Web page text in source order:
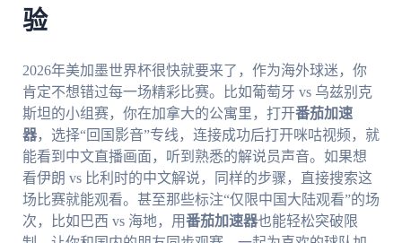
验
2026年美加墨世界杯很快就要来了，作为海外球迷，你
肯定不想错过每一场精彩比赛。比如葡萄牙 vs 乌兹别克
斯坦的小组赛，你在加拿大的公寓里，打开番茄加速
器，选择“回国影音”专线，连接成功后打开咪咕视频，就
能看到中文直播画面，听到熟悉的解说员声音。如果想
看伊朗 vs 比利时的中文解说，同样的步骤，直接搜索这
场比赛就能观看。甚至那些标注“仅限中国大陆观看”的场
次，比如巴西 vs 海地，用番茄加速器也能轻松突破限